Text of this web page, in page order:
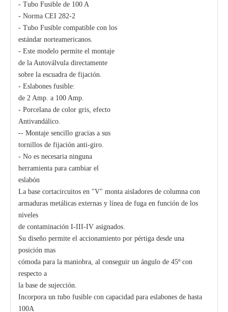
Polymer Fuse Cutout, Drop out Fuses 21 Kv 200A
- Tubo Fusible de 100 A
- Norma CEI 282-2
- Tubo Fusible compatible con los
estándar norteamericanos.
- Este modelo permite el montaje
de la Autoválvula directamente
sobre la escuadra de fijación.
- Eslabones fusible:
de 2 Amp. a 100 Amp.
- Porcelana de color gris, efecto
Antivandálico.
-- Montaje sencillo gracias a sus
tornillos de fijación anti-giro.
- No es necesaria ninguna
herramienta para cambiar el
eslabón
La base cortacircuitos en "V" monta aisladores de columna con
armaduras metálicas externas y línea de fuga en función de los
niveles
de contaminación I-III-IV asignados.
Su diseño permite el accionamiento por pértiga desde una
posición mas
cómoda para la maniobra, al conseguir un ángulo de 45º con
respecto a
la base de sujección.
Incorpora un tubo fusible con capacidad para eslabones de hasta
100A